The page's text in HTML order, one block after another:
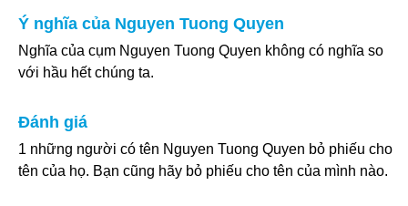
Ý nghĩa của Nguyen Tuong Quyen
Nghĩa của cụm Nguyen Tuong Quyen không có nghĩa so
với hầu hết chúng ta.
Đánh giá
1 những người có tên Nguyen Tuong Quyen bỏ phiếu cho
tên của họ. Bạn cũng hãy bỏ phiếu cho tên của mình nào.